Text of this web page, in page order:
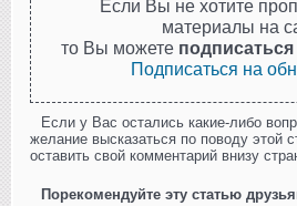
Если Вы не хотите
материалы на
то Вы можете
Подписаться на
Если у Вас остались какие-либо
желание высказаться по поводу этой
оставить свой комментарий внизу
Порекомендуйте эту статью